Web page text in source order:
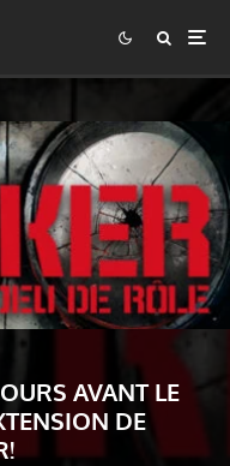
AVANT LE
DE